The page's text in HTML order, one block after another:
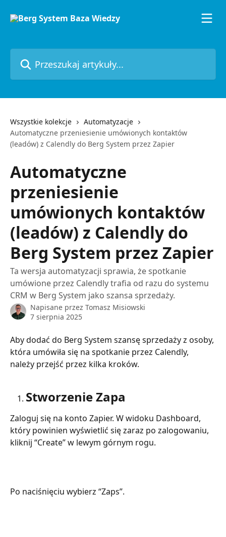
Wszystkie kolekcje
Automatyzacje
Automatyczne przeniesienie umówionych kontaktów
(leadów) z Calendly do Berg System przez Zapier
Automatyczne
przeniesienie
umówionych kontaktów
(leadów) z Calendly do
Berg System przez Zapier
Ta wersja automatyzacji sprawia, że spotkanie
umówione przez Calendly trafia od razu do systemu
CRM w Berg System jako szansa sprzedaży.
Napisane przez Tomasz Misiowski
7 sierpnia 2025
Aby dodać do Berg System szansę sprzedaży z osoby,
która umówiła się na spotkanie przez Calendly,
należy przejść przez kilka kroków.
Stworzenie Zapa
Zaloguj się na konto Zapier. W widoku Dashboard,
który powinien wyświetlić się zaraz po zalogowaniu,
kliknij “Create” w lewym górnym rogu.
Po naciśnięciu wybierz “Zaps”.